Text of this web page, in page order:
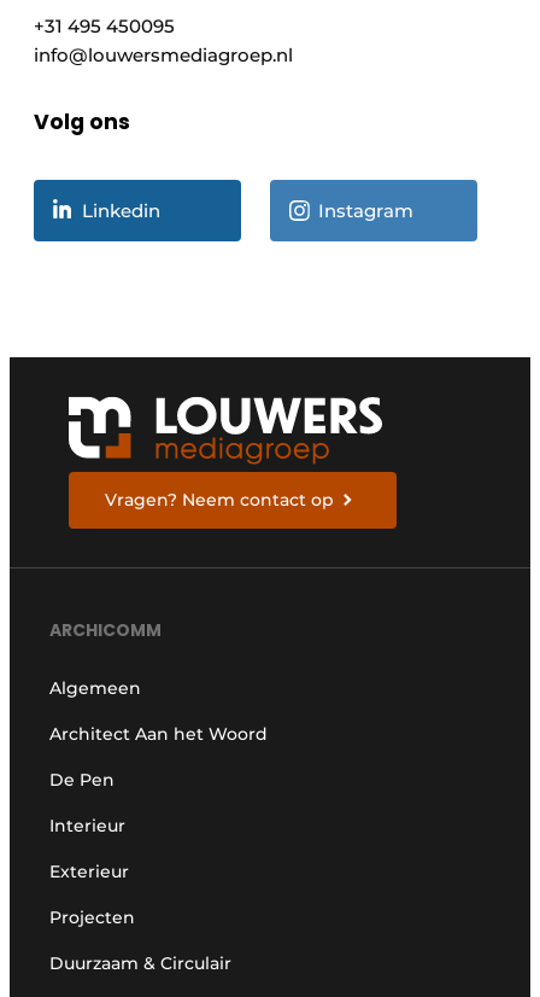
+31 495 450095
info@louwersmediagroep.nl
Volg ons
Linkedin Instagram
Vragen? Neem contact op
ARCHICOMM
Algemeen
Architect Aan het Woord
De Pen
Interieur
Exterieur
Projecten
Duurzaam & Circulair